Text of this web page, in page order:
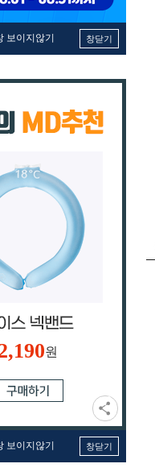
보이지않기 창닫기
원
보이지않기 창닫기